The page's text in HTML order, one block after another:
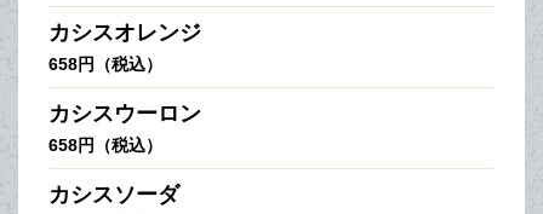
カシスオレンジ
658円（税込）
カシスウーロン
658円（税込）
カシスソーダ